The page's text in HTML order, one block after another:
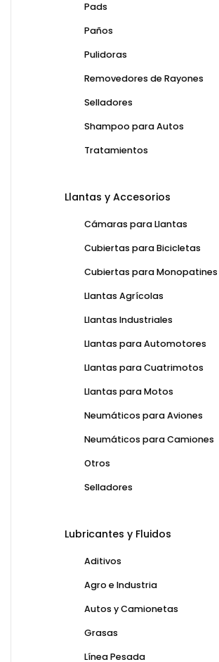
Pads
Paños
Pulidoras
Removedores de Rayones
Selladores
Shampoo para Autos
Tratamientos
Llantas y Accesorios
Cámaras para Llantas
Cubiertas para Bicicletas
Cubiertas para Monopatines
Llantas Agrícolas
Llantas Industriales
Llantas para Automotores
Llantas para Cuatrimotos
Llantas para Motos
Neumáticos para Aviones
Neumáticos para Camiones
Otros
Selladores
Lubricantes y Fluidos
Aditivos
Agro e Industria
Autos y Camionetas
Grasas
Línea Pesada